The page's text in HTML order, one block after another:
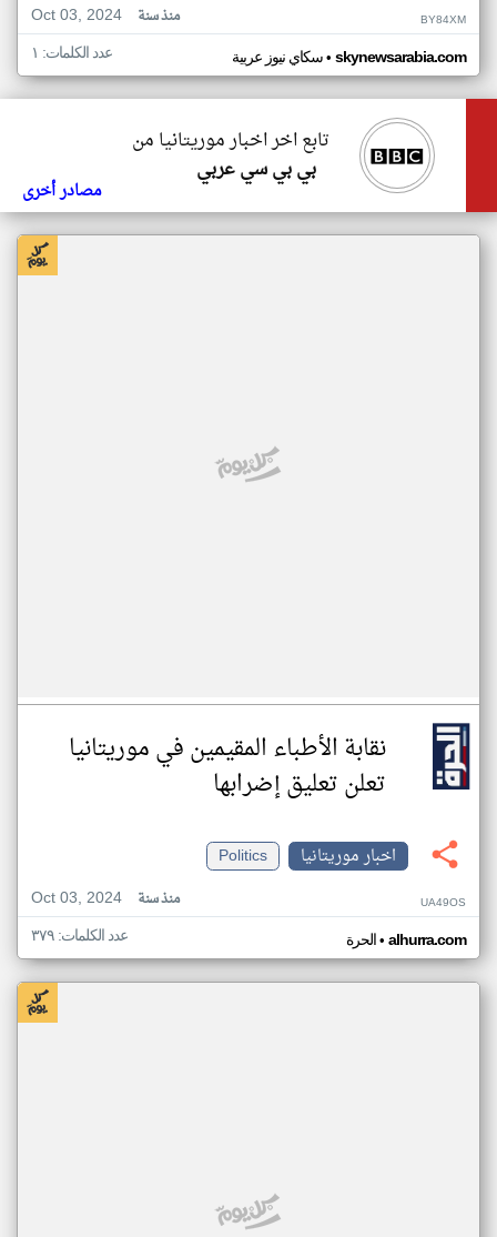
Oct 03, 2024
منذ سنة BY84XM
سكاي نيوز عربية• skynewsarabia.com عدد الكلمات: ١
تابع اخر اخبار موريتانيا من
بي بي سي عربي
مصادر أخرى
نقابة الأطباء المقيمين في موريتانيا
تعلن تعليق إضرابها
اخبار موريتانيا
Politics
Oct 03, 2024
منذ سنة UA49OS
الحرة• alhurra.com عدد الكلمات: ٣٧٩